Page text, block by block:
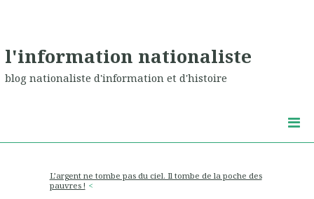
l'information nationaliste
blog nationaliste d'information et d'histoire
L’argent ne tombe pas du ciel. Il tombe de la poche des
pauvres !